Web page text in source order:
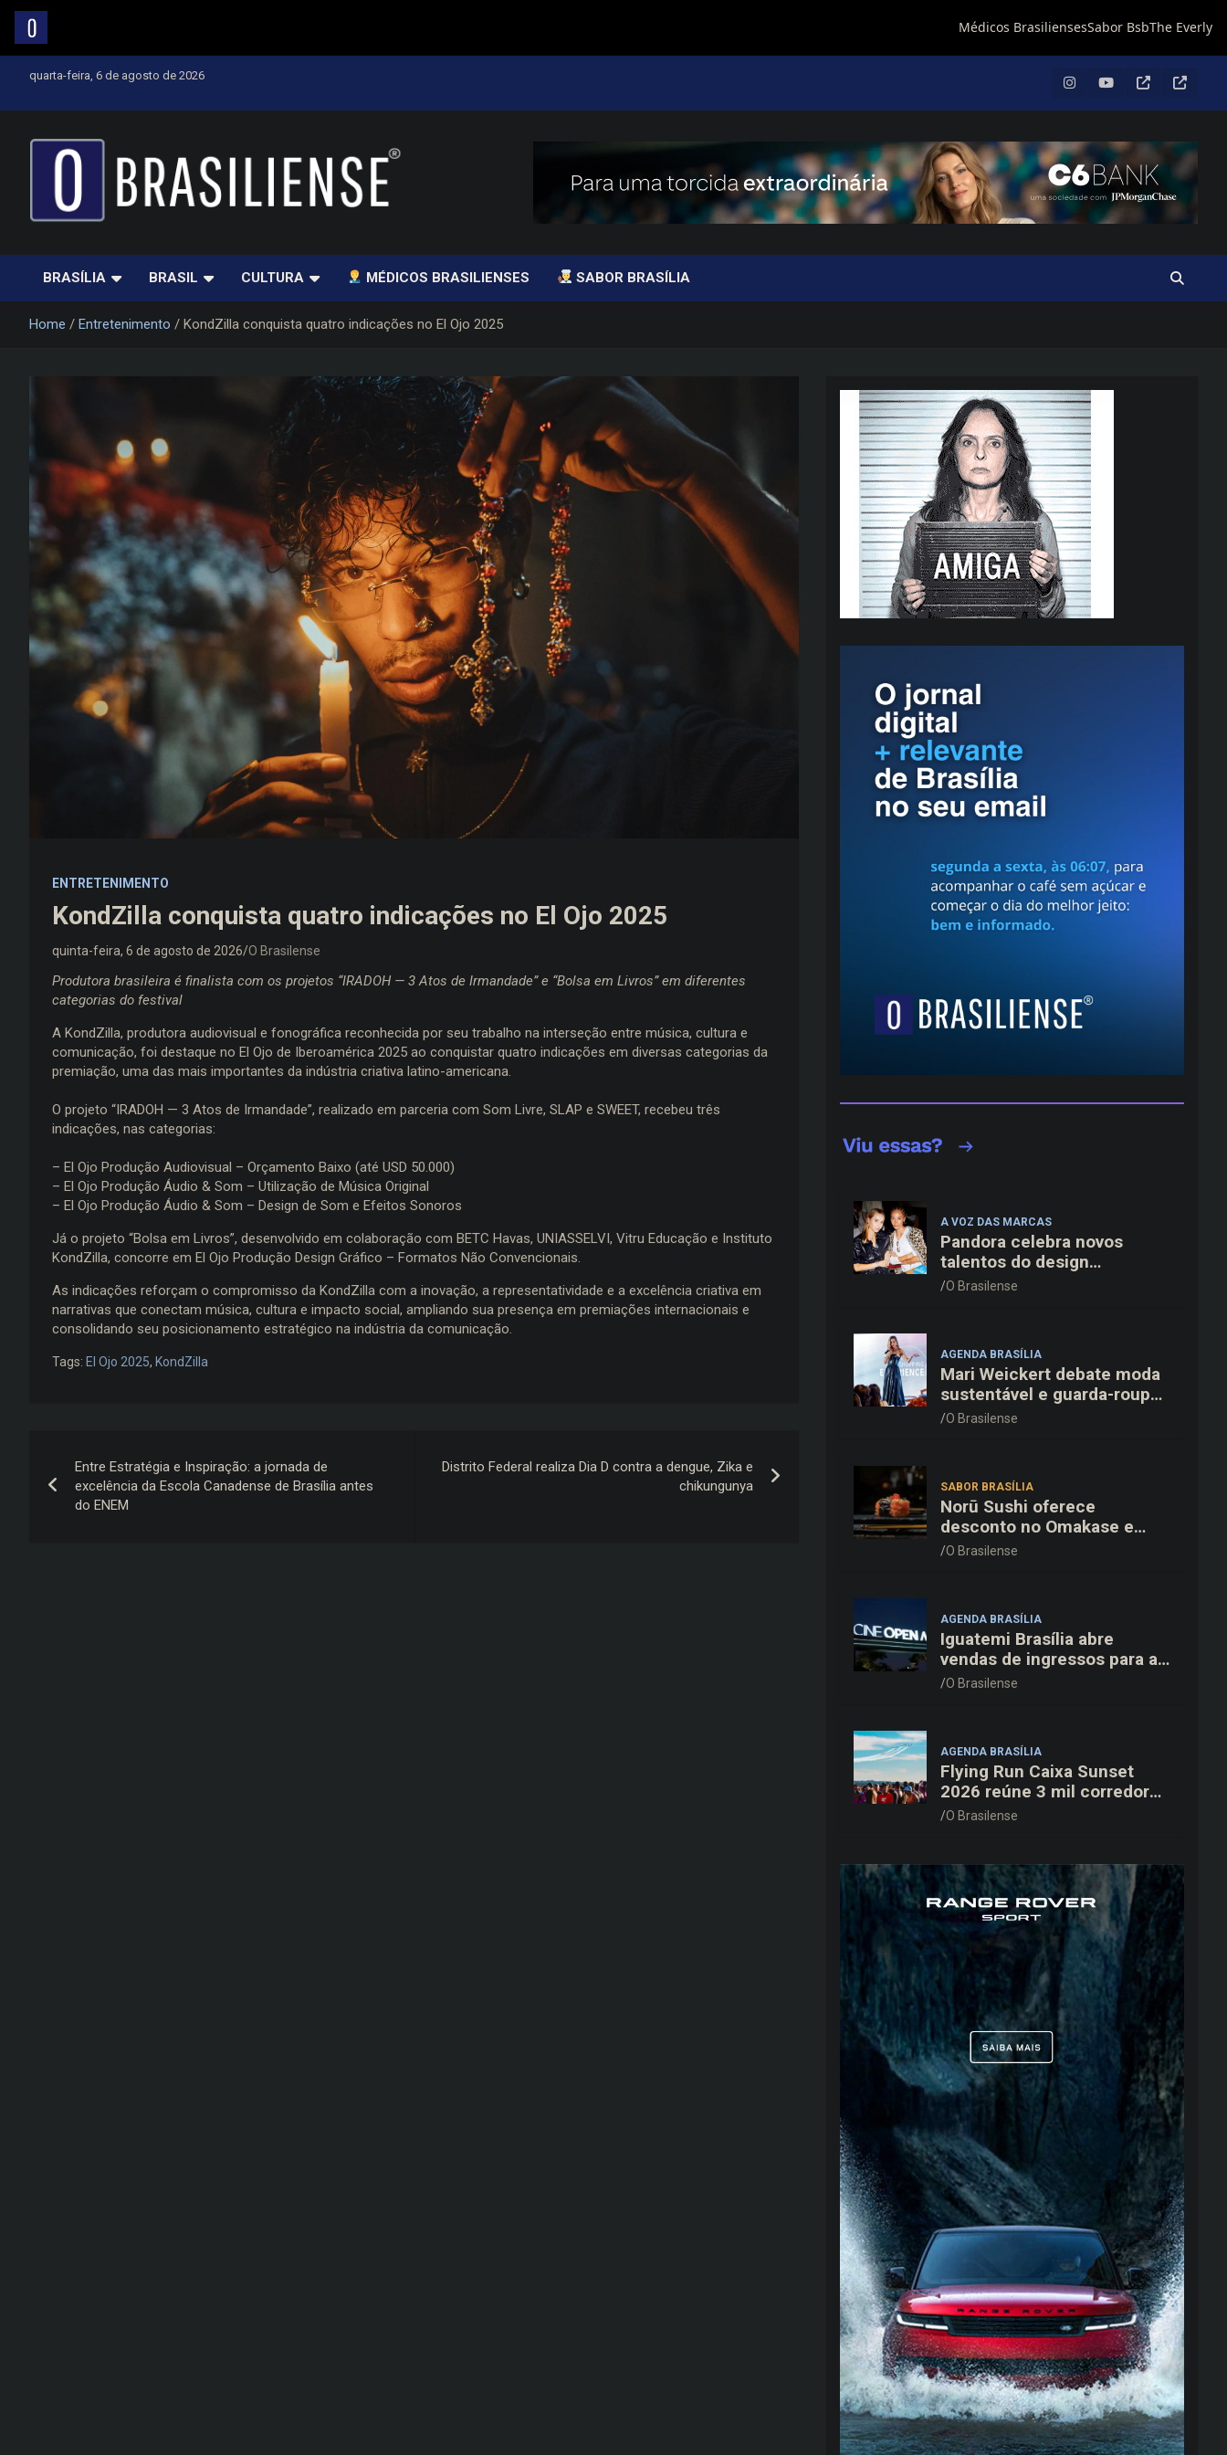
quarta-feira, 6 de agosto de 2026
BRASÍLIA BRASIL CULTURA MÉDICOS BRASILIENSES SABOR BRASÍLIA
Home Entretenimento KondZilla conquista quatro indicações no El Ojo 2025
ENTRETENIMENTO
KondZilla conquista quatro indicações no El Ojo 2025
quinta-feira, 6 de agosto de 2026 O Brasilense
Produtora brasileira é finalista com os projetos “IRADOH — 3 Atos de Irmandade” e “Bolsa em Livros” em diferentes
categorias do festival
A KondZilla, produtora audiovisual e fonográfica reconhecida por seu trabalho na interseção entre música, cultura e
comunicação, foi destaque no El Ojo de Iberoamérica 2025 ao conquistar quatro indicações em diversas categorias da
premiação, uma das mais importantes da indústria criativa latino-americana.
O projeto “IRADOH — 3 Atos de Irmandade”, realizado em parceria com Som Livre, SLAP e SWEET, recebeu três
indicações, nas categorias:
– El Ojo Produção Audiovisual – Orçamento Baixo (até USD 50.000)
– El Ojo Produção Áudio & Som – Utilização de Música Original
– El Ojo Produção Áudio & Som – Design de Som e Efeitos Sonoros
Já o projeto “Bolsa em Livros”, desenvolvido em colaboração com BETC Havas, UNIASSELVI, Vitru Educação e Instituto
KondZilla, concorre em El Ojo Produção Design Gráfico – Formatos Não Convencionais.
As indicações reforçam o compromisso da KondZilla com a inovação, a representatividade e a excelência criativa em
narrativas que conectam música, cultura e impacto social, ampliando sua presença em premiações internacionais e
consolidando seu posicionamento estratégico na indústria da comunicação.
Tags: El Ojo 2025, KondZilla
de
Entre Estratégia e Inspiração: a jornada de
excelência da Escola Canadense de Brasília antes
do ENEM
Distrito Federal realiza Dia D contra a dengue, Zika e
chikungunya
A VOZ DAS MARCAS
Pandora celebra novos
talentos do design
dinamarquês em jantar
O Brasilense
AGENDA BRASÍLIA
Mari Weickert debate moda
sustentável e guarda-roupa
inteligente no ParkShopping
O Brasilense
SABOR BRASÍLIA
Norū Sushi oferece
desconto no Omakase e
cortesia completa para os
O Brasilense
AGENDA BRASÍLIA
Iguatemi Brasília abre
vendas de ingressos para a
3ª edição do Cine Open Air
O Brasilense
AGENDA BRASÍLIA
Flying Run Caixa Sunset
2026 reúne 3 mil corredores
na pista do Aeroporto de
O Brasilense